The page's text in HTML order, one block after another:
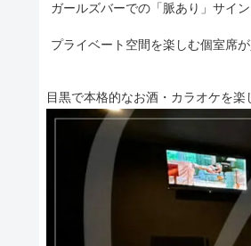
ガールズバーでの「脈あり」サイ
プライベート空間を楽しむ個室席
目黒で本格的なお酒・カラオケを楽